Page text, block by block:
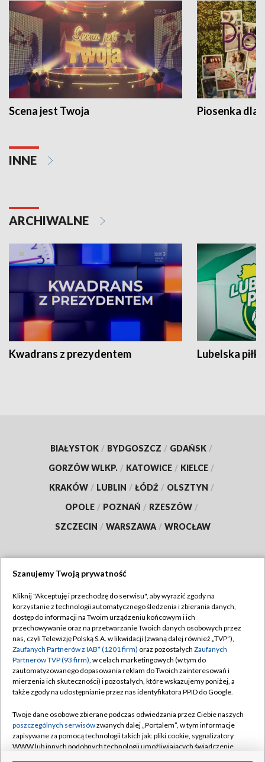
Scena jest Twoja Piosenka dla
INNE
ARCHIWALNE
Kwadrans z prezydentem Lubelska piłka
BIAŁYSTOK / BYDGOSZCZ / GDAŃSK /
GORZÓW WLKP. / KATOWICE / KIELCE /
KRAKÓW / LUBLIN / ŁÓDŹ / OLSZTYN /
OPOLE / POZNAŃ / RZESZÓW /
SZCZECIN / WARSZAWA / WROCŁAW
TVP
Abonament TVP
Emisja w TVP
Centrum informacji TVP
Naziemna Telewizja Cyfrowa
Rada Programowa
System NOS
Regulamin TVP
Polityka prywatności
Moje zgody
Pomoc
Kontakt
Szanujemy Twoją prywatność
Kliknij "Akceptuję i przechodzę do serwisu", aby wyrazić zgody na
korzystanie z technologii automatycznego śledzenia i zbierania danych,
dostęp do informacji na Twoim urządzeniu końcowym i ich
przechowywanie oraz na przetwarzanie Twoich danych osobowych przez
nas, czyli Telewizję Polską S.A. w likwidacji (zwaną dalej również „TVP”),
Zaufanych Partnerów z IAB* (1201 firm) oraz pozostałych Zaufanych
Partnerów TVP (93 firm), w celach marketingowych (w tym do
zautomatyzowanego dopasowania reklam do Twoich zainteresowań i
mierzenia ich skuteczności) i pozostałych, które wskazujemy poniżej, a
także zgody na udostępnianie przez nas identyfikatora PPID do Google.
Twoje dane osobowe zbierane podczas odwiedzania przez Ciebie naszych
poszczególnych serwisówzwanych dalej „Portalem”, w tym informacje
zapisywane za pomocą technologii takich jak: pliki cookie, sygnalizatory
WWW lub innych podobnych technologii umożliwiających świadczenie